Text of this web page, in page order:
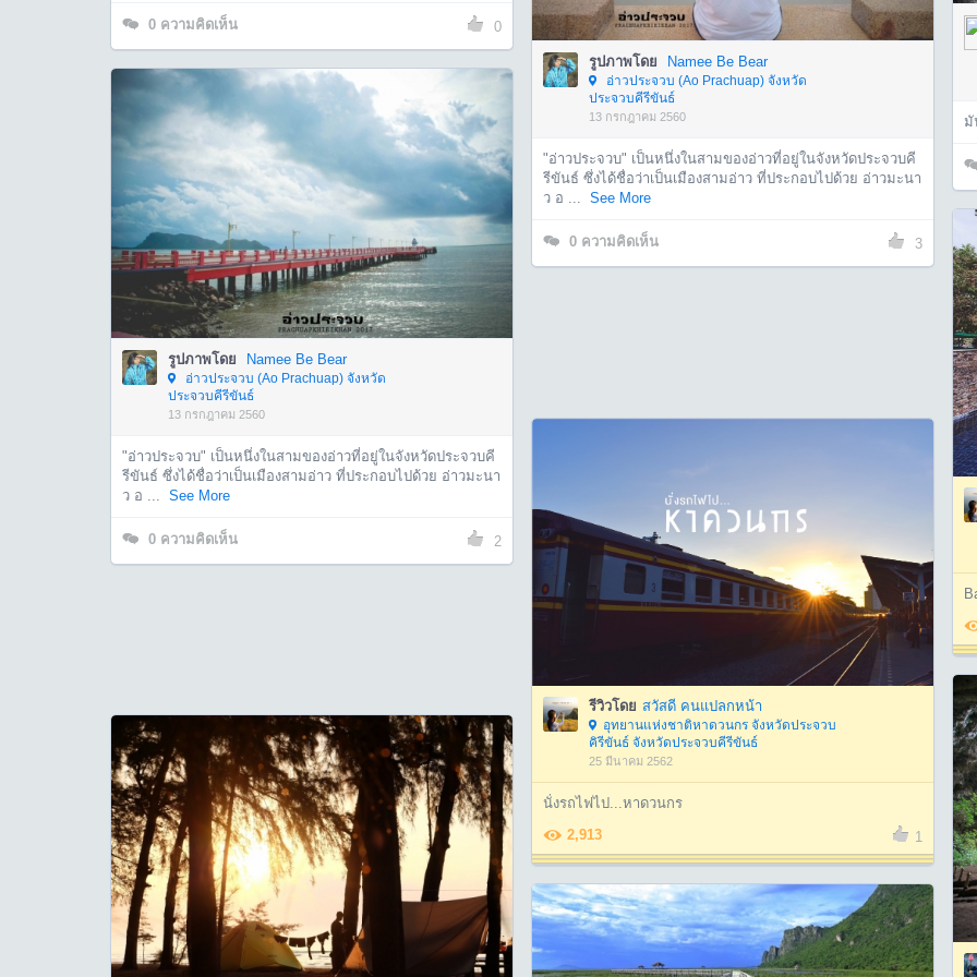
0 ความคิดเห็น 0
มั
รูปภาพโดย Namee Be Bear
อ่าวประจวบ (Ao Prachuap) จังหวัด
ประจวบคีรีขันธ์
13 กรกฎาคม 2560
"อ่าวประจวบ" เป็นหนึ่งในสามของอ่าวที่อยู่ในจังหวัดประจวบคี
รีขันธ์ ซึ่งได้ชื่อว่าเป็นเมืองสามอ่าว ที่ประกอบไปด้วย อ่าวมะนา
ว อ ... See More
0 ความคิดเห็น 3
รูปภาพโดย Namee Be Bear
อ่าวประจวบ (Ao Prachuap) จังหวัด
ประจวบคีรีขันธ์
13 กรกฎาคม 2560
"อ่าวประจวบ" เป็นหนึ่งในสามของอ่าวที่อยู่ในจังหวัดประจวบคี
รีขันธ์ ซึ่งได้ชื่อว่าเป็นเมืองสามอ่าว ที่ประกอบไปด้วย อ่าวมะนา
ว อ ...
See More
0 ความคิดเห็น 2
รีวิวโดย สวัสดี คนแปลกหน้า
อุทยานแห่งชาติหาดวนกร จังหวัดประจวบ
คิรีขันธ์ จังหวัดประจวบคีรีขันธ์
25 มีนาคม 2562
นั่งรถไฟไป...หาดวนกร
2,913
1